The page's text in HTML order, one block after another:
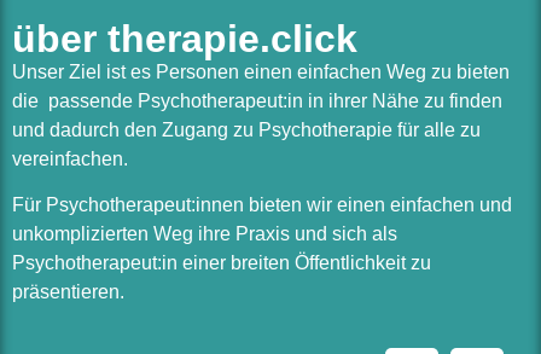
über therapie.click
Unser Ziel ist es Personen einen einfachen Weg zu bieten
die passende Psychotherapeut:in in ihrer Nähe zu finden
und dadurch den Zugang zu Psychotherapie für alle zu
vereinfachen.
Für Psychotherapeut:innen bieten wir einen einfachen und
unkomplizierten Weg ihre Praxis und sich als
Psychotherapeut:in einer breiten Öffentlichkeit zu
präsentieren.